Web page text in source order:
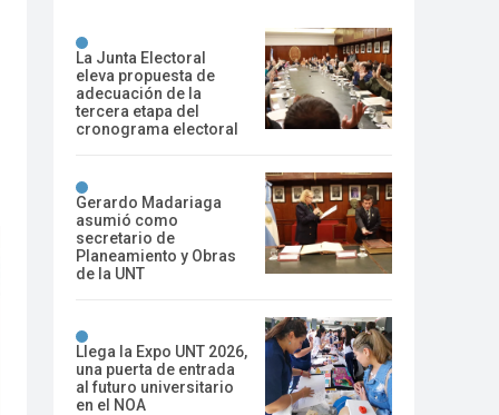
La Junta Electoral
eleva propuesta de
adecuación de la
tercera etapa del
cronograma electoral
Gerardo Madariaga
asumió como
secretario de
Planeamiento y Obras
de la UNT
Llega la Expo UNT 2026,
una puerta de entrada
al futuro universitario
en el NOA